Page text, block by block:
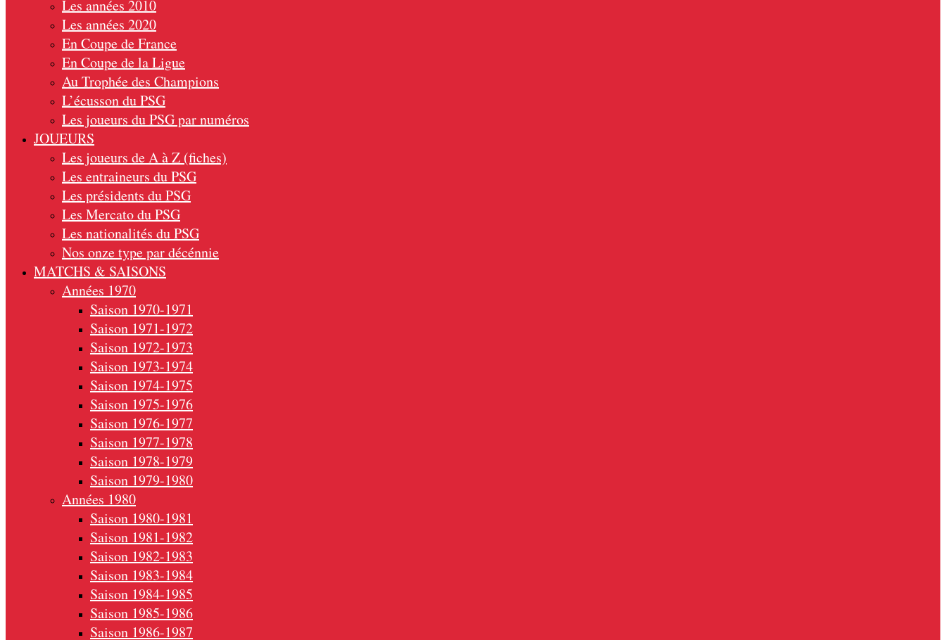
Les années 2010
Les années 2020
En Coupe de France
En Coupe de la Ligue
Au Trophée des Champions
L’écusson du PSG
Les joueurs du PSG par numéros
JOUEURS
Les joueurs de A à Z (fiches)
Les entraineurs du PSG
Les présidents du PSG
Les Mercato du PSG
Les nationalités du PSG
Nos onze type par décénnie
MATCHS & SAISONS
Années 1970
Saison 1970-1971
Saison 1971-1972
Saison 1972-1973
Saison 1973-1974
Saison 1974-1975
Saison 1975-1976
Saison 1976-1977
Saison 1977-1978
Saison 1978-1979
Saison 1979-1980
Années 1980
Saison 1980-1981
Saison 1981-1982
Saison 1982-1983
Saison 1983-1984
Saison 1984-1985
Saison 1985-1986
Saison 1986-1987